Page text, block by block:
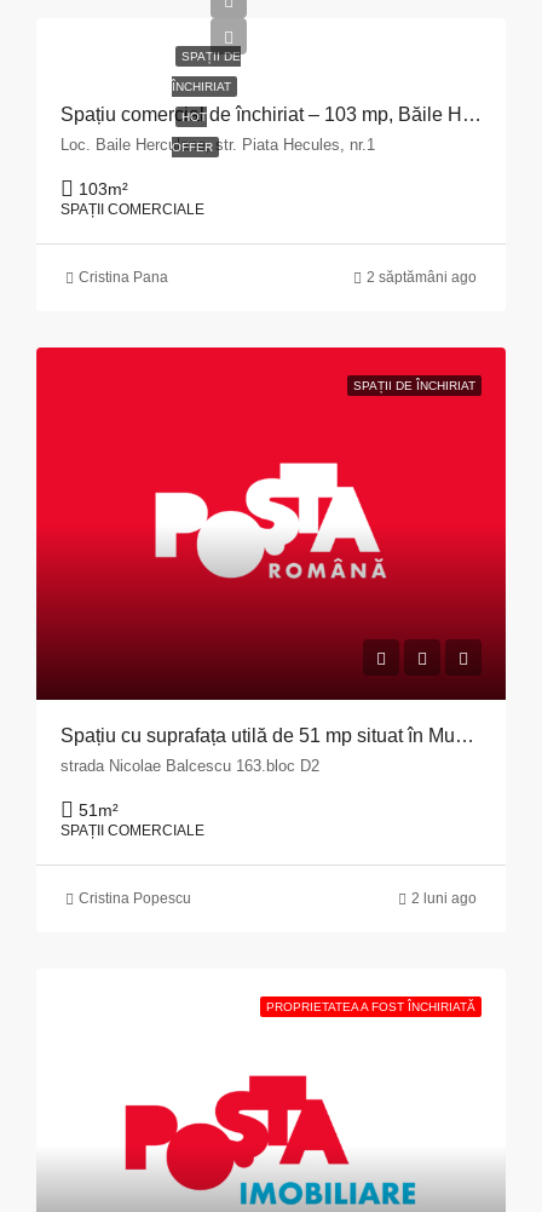
SPAȚII DE
ÎNCHIRIAT
HOT
OFFER
Spațiu comercial de închiriat – 103 mp, Băile Herculane
Loc. Baile Herculane, str. Piata Hecules, nr.1
103m²
SPAȚII COMERCIALE
Cristina Pana 2 săptămâni ago
SPAȚII DE ÎNCHIRIAT
Spațiu cu suprafața utilă de 51 mp situat în Municipiul Pitești, str. Nicolae Bălcescu nr. 163, bloc D2, județul Argeș
strada Nicolae Balcescu 163.bloc D2
51 m²
SPAȚII COMERCIALE
Cristina Popescu 2 luni ago
PROPRIETATEA A FOST ÎNCHIRIATĂ